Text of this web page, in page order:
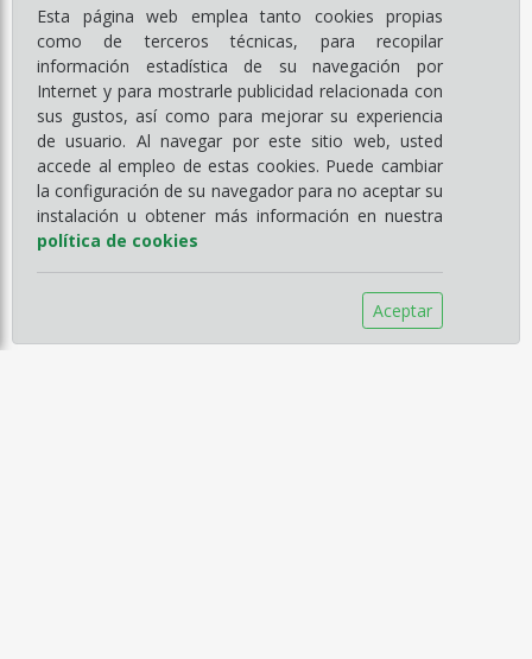
Esta página web emplea tanto cookies propias
como de terceros técnicas, para recopilar
información estadística de su navegación por
Internet y para mostrarle publicidad relacionada con
sus gustos, así como para mejorar su experiencia
de usuario. Al navegar por este sitio web, usted
accede al empleo de estas cookies. Puede cambiar
la configuración de su navegador para no aceptar su
instalación u obtener más información en nuestra
política de cookies
Aceptar